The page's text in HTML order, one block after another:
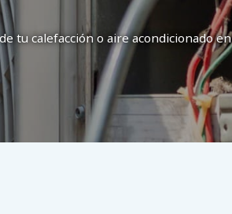
tu calefacción o aire acondicionado